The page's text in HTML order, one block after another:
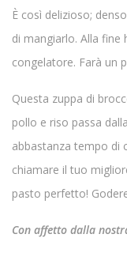
È così delizioso;
di mangiarlo. Alla
congelatore. Farà un
Questa zuppa di
pollo e riso passa
abbastanza tempo di
chiamare il tuo
pasto perfetto!
Con affetto dalla